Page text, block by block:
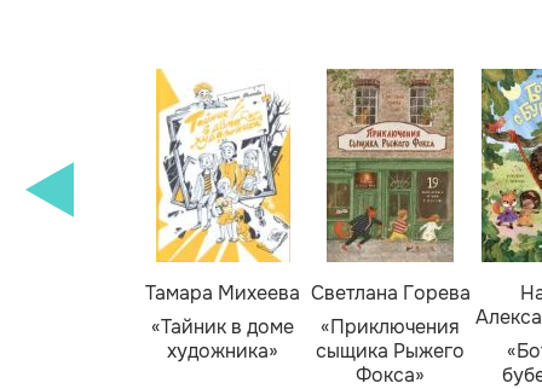
Тамара Михеева
«Тайник в доме
художника»
Светлана Горева
«Приключения
сыщика Рыжего
Фокса»